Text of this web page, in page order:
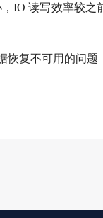
IO 读写效率较
恢复不可用的问题